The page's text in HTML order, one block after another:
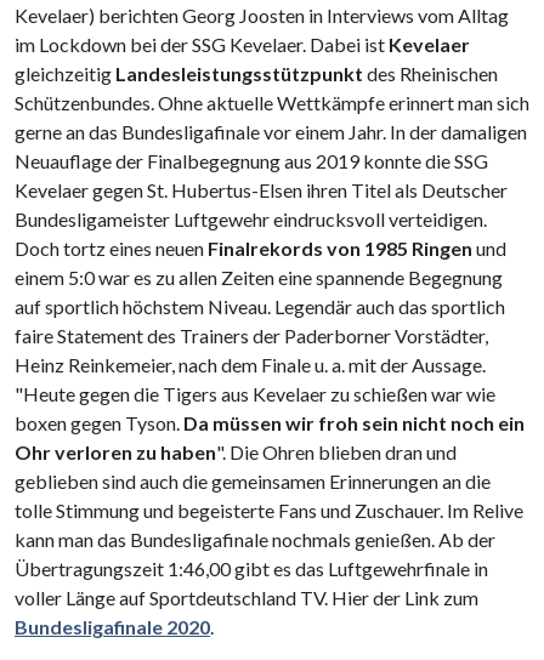
Kevelaer) berichten Georg Joosten in Interviews vom Alltag
im Lockdown bei der SSG Kevelaer. Dabei ist Kevelaer
gleichzeitig Landesleistungsstützpunkt des Rheinischen
Schützenbundes. Ohne aktuelle Wettkämpfe erinnert man sich
gerne an das Bundesligafinale vor einem Jahr. In der damaligen
Neuauflage der Finalbegegnung aus 2019 konnte die SSG
Kevelaer gegen St. Hubertus-Elsen ihren Titel als Deutscher
Bundesligameister Luftgewehr eindrucksvoll verteidigen.
Doch tortz eines neuen Finalrekords von 1985 Ringen und
einem 5:0 war es zu allen Zeiten eine spannende Begegnung
auf sportlich höchstem Niveau. Legendär auch das sportlich
faire Statement des Trainers der Paderborner Vorstädter,
Heinz Reinkemeier, nach dem Finale u. a. mit der Aussage.
"Heute gegen die Tigers aus Kevelaer zu schießen war wie
boxen gegen Tyson. Da müssen wir froh sein nicht noch ein
Ohr verloren zu haben". Die Ohren blieben dran und
geblieben sind auch die gemeinsamen Erinnerungen an die
tolle Stimmung und begeisterte Fans und Zuschauer. Im Relive
kann man das Bundesligafinale nochmals genießen. Ab der
Übertragungszeit 1:46,00 gibt es das Luftgewehrfinale in
voller Länge auf Sportdeutschland TV. Hier der Link zum
Bundesligafinale 2020.